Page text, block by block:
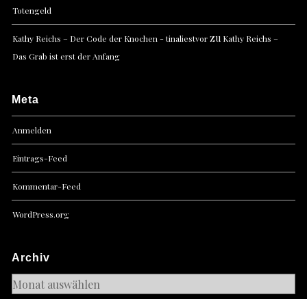
Totengeld
Kathy Reichs – Der Code der Knochen - tinaliestvorzu Kathy Reichs –
Das Grab ist erst der Anfang
Meta
Anmelden
Eintrags-Feed
Kommentar-Feed
WordPress.org
Archiv
Archiv